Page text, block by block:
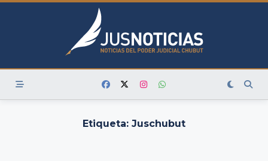
Skip
Etiqueta: Juschubut